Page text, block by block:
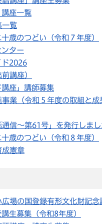
座一覧
一覧
歳のつどい（令和７年度）
ター
ド2026
講座）
講座」講師募集
業（令和５年度の取組と成
通信～第61号」を発行しまし
歳のつどい（令和８年度）
成憲章
広場の国登録有形文化財記念
生募集（令和8年度）